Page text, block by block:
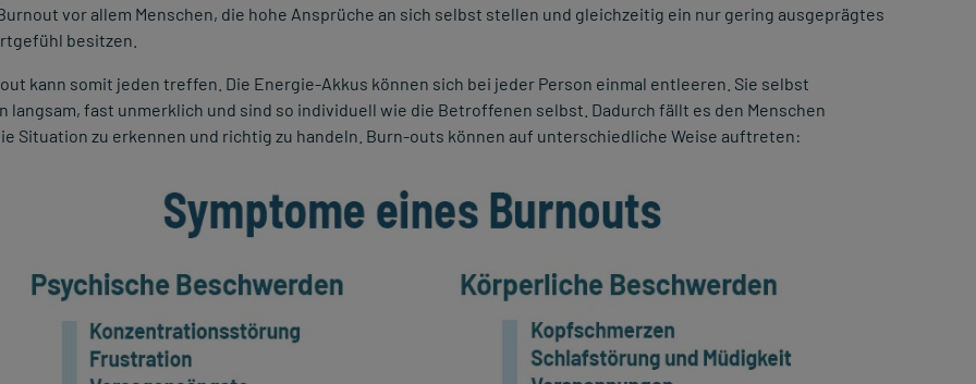
vor allem Menschen, die hohe Ansprüche an sich selbst stellen und gleichzeitig ein nur gering ausgeprägtes
besitzen.
kann somit jeden treffen. Die Energie-Akkus können sich bei jeder Person einmal entleeren. Sie selbst
langsam, fast unmerklich und sind so individuell wie die Betroffenen selbst. Dadurch fällt es den Menschen
Situation zu erkennen und richtig zu handeln. Burn-outs können auf unterschiedliche Weise auftreten: